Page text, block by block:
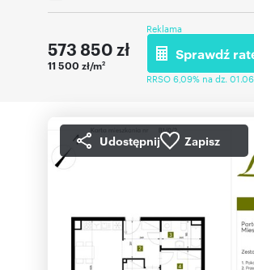
573 850 zł
11 500 zł/m2
Reklama
Sprawdź
RRSO 6,09% na dz.
Udostępnij Zapisz